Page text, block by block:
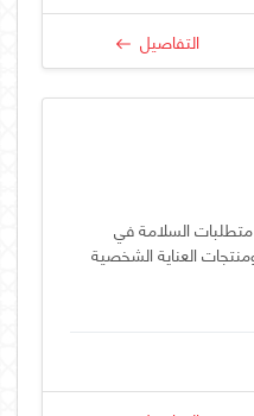
التفاصيل
السلامة في
العناية الشخصية